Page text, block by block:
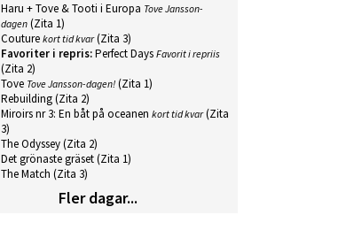
Haru + Tove & Tooti i Europa Tove Jansson-
dagen (Zita 1)
Couture kort tid kvar(Zita 3)
Favoriter i repris:Perfect Days Favorit i repriis
(Zita 2)
Tove Tove Jansson-dagen! (Zita 1)
Rebuilding(Zita 2)
Miroirs nr 3: En båt på oceanen kort tid kvar(Zita
3)
The Odyssey(Zita 2)
Det grönaste gräset(Zita 1)
The Match (Zita 3)
Fler dagar...